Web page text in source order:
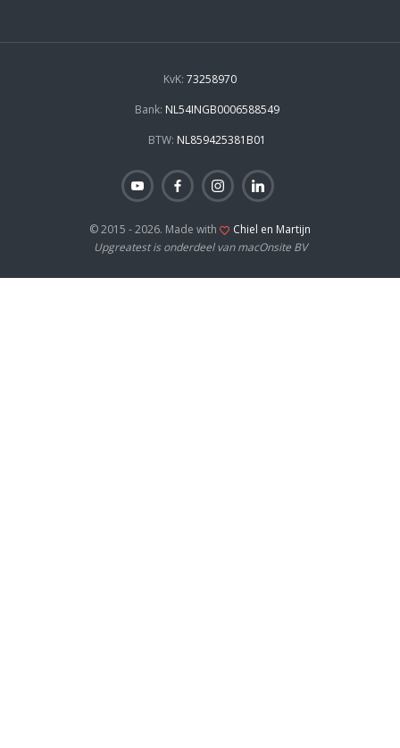
KvK: 73258970
Bank: NL54INGB0006588549
BTW: NL859425381B01
© 2015 - 2026. Made with
Chiel en Martijn
Upgreatest is onderdeel van macOnsite BV